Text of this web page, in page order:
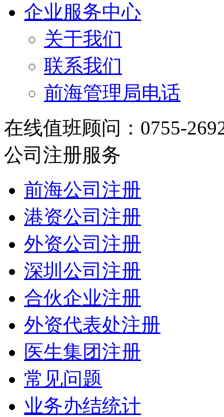
企业服务中心
关于我们
联系我们
前海管理局电话
在线值班顾问：0755-
公司注册服务
前海公司注册
港资公司注册
外资公司注册
深圳公司注册
合伙企业注册
外资代表处注册
医生集团注册
常见问题
业务办结统计